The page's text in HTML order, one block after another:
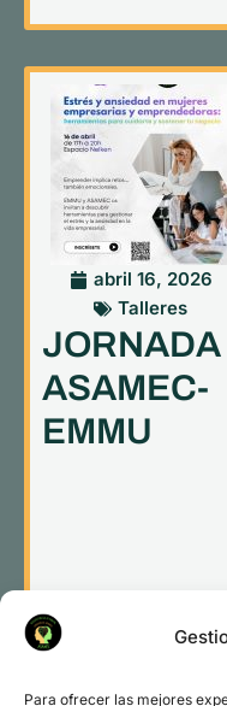
Para ofrecer las mejores
abril 16, 2026
Talleres
JORNADA
ASAMEC-
EMMU